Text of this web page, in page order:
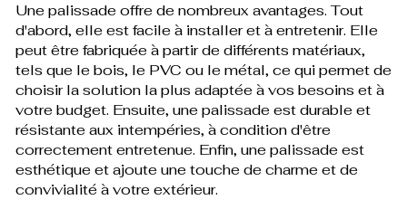
Une palissade offre de nombreux avantages. Tout
d'abord, elle est facile à installer et à entretenir. Elle
peut être fabriquée à partir de différents matériaux,
tels que le bois, le PVC ou le métal, ce qui permet de
choisir la solution la plus adaptée à vos besoins et à
votre budget. Ensuite, une palissade est durable et
résistante aux intempéries, à condition d'être
correctement entretenue. Enfin, une palissade est
esthétique et ajoute une touche de charme et de
convivialité à votre extérieur.